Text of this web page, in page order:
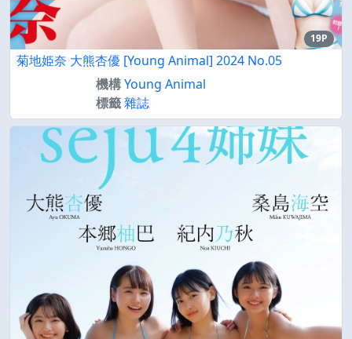
19P
菊地姫奈 大熊杏優 [Young Animal] 2024 No.05
機構Young Animal
標籤雜誌